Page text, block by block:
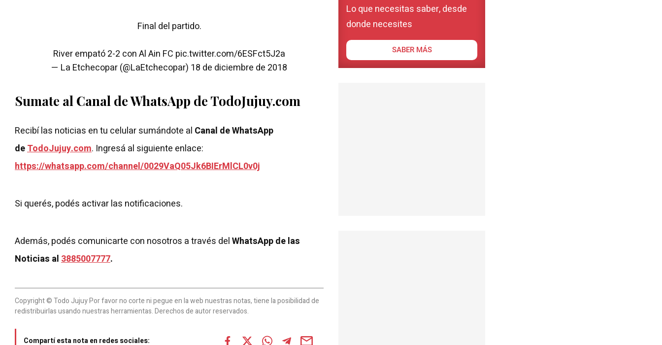
Final del partido.
River empató 2-2 con Al Ain FC pic.twitter.com/6ESFct5J2a
— La Etchecopar (@LaEtchecopar) 18 de diciembre de 2018
Sumate al Canal de WhatsApp de TodoJujuy.com
Recibí las noticias en tu celular sumándote al Canal de WhatsApp
deTodoJujuy.com. Ingresá al siguiente enlace:
https://whatsapp.com/channel/0029VaQ05Jk6BIErMlCL0v0j
Si querés, podés activar las notificaciones.
Además, podés comunicarte con nosotros a través delWhatsApp de las
Noticias al3885007777.
Copyright © Todo Jujuy Por favor no corte ni pegue en la web nuestras notas, tiene la posibilidad de
redistribuirlas usando nuestras herramientas. Derechos de autor reservados.
Compartí esta nota en redes sociales:
Lo que necesitas saber, desde
donde necesites
SABER MÁS